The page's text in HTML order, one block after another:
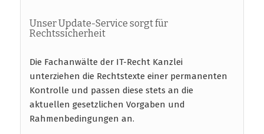
Unser Update-Service sorgt für
Rechtssicherheit
Die Fachanwälte der IT-Recht Kanzlei
unterziehen die Rechtstexte einer permanenten
Kontrolle und passen diese stets an die
aktuellen gesetzlichen Vorgaben und
Rahmenbedingungen an.